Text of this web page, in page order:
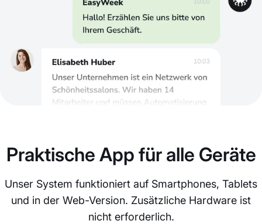
Praktische App für alle Geräte
Unser System funktioniert auf Smartphones, Tablets
und in der Web-Version. Zusätzliche Hardware ist
nicht erforderlich.